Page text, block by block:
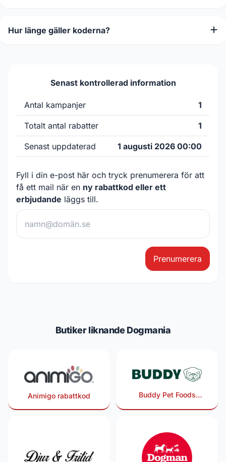
Hur länge gäller koderna?
Senast kontrollerad information
Antal kampanjer 1
Totalt antal rabatter 1
Senast uppdaterad 1 augusti 2026 00:00
Fyll i din e-post här och tryck prenumerera för att
få ett mail när en ny rabattkod eller ett
erbjudande läggs till.
Prenumerera
Butiker liknande Dogmania
Animigo rabattkod
Buddy Pet Foods